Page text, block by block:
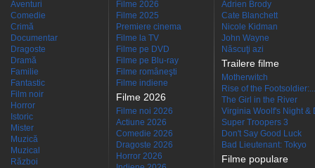
Aventuri
Comedie
Crimă
Documentar
Dragoste
Dramă
Familie
Fantastic
Film noir
Horror
Istoric
Mister
Muzică
Muzical
Război
Filme 2026
Filme 2025
Premiere cinema
Filme la TV
Filme pe DVD
Filme pe Blu-ray
Filme româneşti
Filme indiene
Filme 2026
Filme noi 2026
Actiune 2026
Comedie 2026
Dragoste 2026
Horror 2026
Adrien Brody
Cate Blanchett
Nicole Kidman
John Wayne
Născuţi azi
Trailere filme
Motherwitch
Rise of the Footsoldier:...
The Girl in the River
Virginia Woolf's Night &
Super Troopers 3
Don't Say Good Luck
Bad Lieutenant: Tokyo
Filme populare